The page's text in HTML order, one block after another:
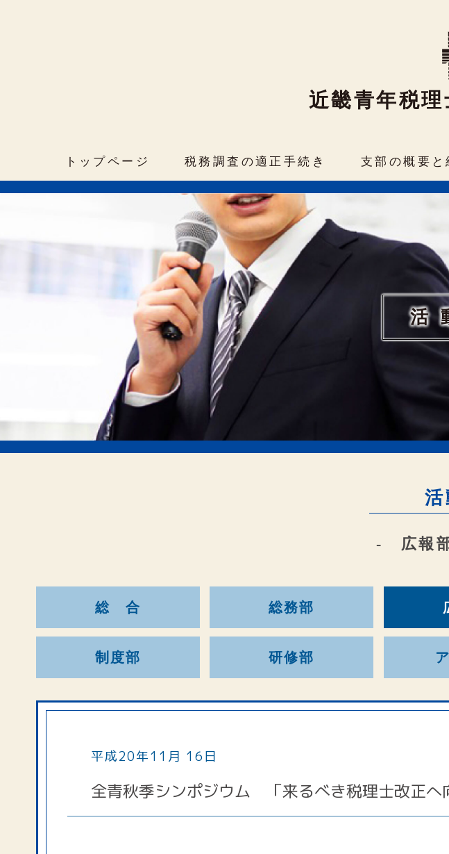
近畿青年税
トップページ 税務調査の適正手続き 支部の概要と
活
活
- 広報
総 合 総務部
制度部 研修部
平成20年11月 16日
全青秋季シンポジウム 「来るべき税理士改正へ